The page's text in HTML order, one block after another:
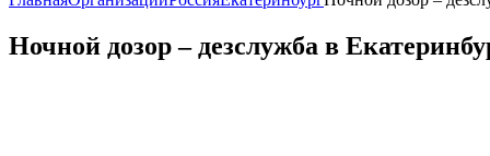
Ночной дозор – дезслужба в